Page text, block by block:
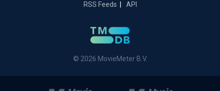
RSS Feeds
API
© 2026 MovieMeter B.V.